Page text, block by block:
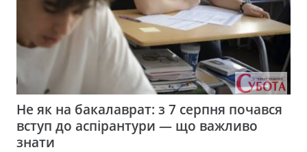
Не як на бакалаврат: з 7 серпня почався
вступ до аспірантури — що важливо
знати